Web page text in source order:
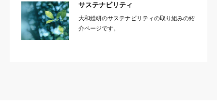
サステナビリティ
大和総研のサステナビリティの取り組みの紹
介ページです。